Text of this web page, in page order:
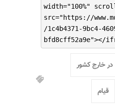
width="100%"
src="https://
/1c4b4371-9bc4-
bfd8cff52a9e"></
در خارج کشور
قیام